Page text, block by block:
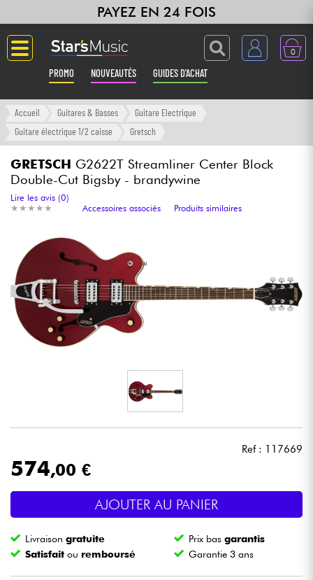
PAYEZ EN 24 FOIS
0
PROMO NOUVEAUTÉS GUIDES D'ACHAT
Langue
Amplis & Effets
Synthés & Sampleurs
Home Studio
Casques
Eclairage
Batteries & Percu
Vents
Accueil Guitares & Basses
Guitare Electrique
Guitare électrique 1/2 caisse
Gretsch
GRETSCH G2622T Streamliner Center Block
Double-Cut Bigsby - brandywine
★ ★ ★ ★ ★
★ ★ ★ ★ ★
Lire les avis (0)
Accessoires associés
Produits similaires
Ref : 117669
574,00 €
AJOUTER AU PANIER
Livraisongratuite Prix basgarantis
Satisfait ou remboursé Garantie 3 ans